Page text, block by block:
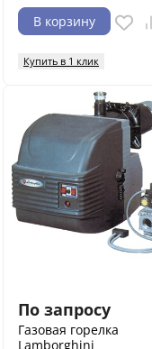
В корзину
Купить в 1 клик
По запросу
Газовая горелка
Lamborghini